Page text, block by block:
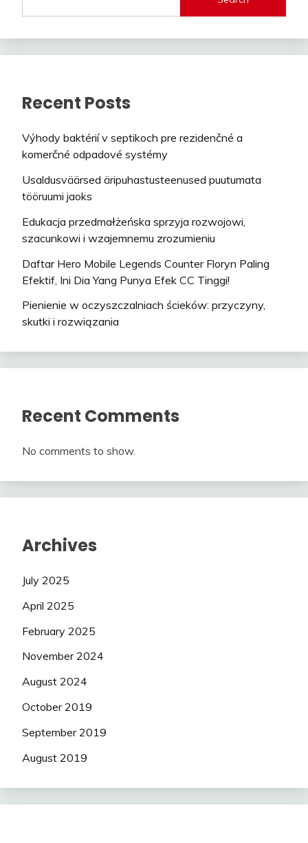
Recent Posts
Výhody baktérií v septikoch pre rezidenčné a
komerčné odpadové systémy
Usaldusväärsed äripuhastusteenused puutumata
tööruumi jaoks
Edukacja przedmałżeńska sprzyja rozwojowi,
szacunkowi i wzajemnemu zrozumieniu
Daftar Hero Mobile Legends Counter Floryn Paling
Efektif, Ini Dia Yang Punya Efek CC Tinggi!
Pienienie w oczyszczalniach ścieków: przyczyny,
skutki i rozwiązania
Recent Comments
No comments to show.
Archives
July 2025
April 2025
February 2025
November 2024
August 2024
October 2019
September 2019
August 2019